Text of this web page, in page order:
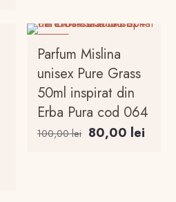
80,00 lei.
Parfum Mislina
unisex Pure Grass
50ml inspirat din
Erba Pura cod 064
100,00lei Prețul
80,00 lei